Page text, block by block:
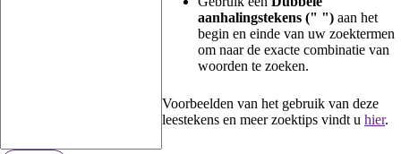
aanhalingstekens (" ") aan het
begin en einde van uw zoektermen
om naar de exacte combinatie van
woorden te zoeken.
Voorbeelden van het gebruik van deze
leestekens en meer zoektips vindt u hier.